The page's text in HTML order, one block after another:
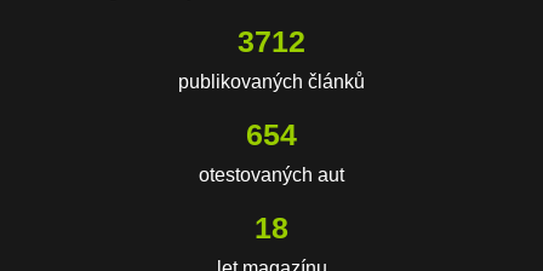
3712
publikovaných článků
654
otestovaných aut
18